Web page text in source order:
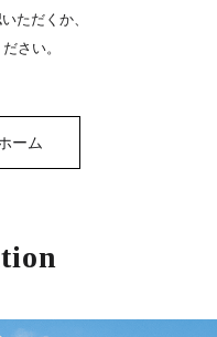
ただくか、
さい。
ーム